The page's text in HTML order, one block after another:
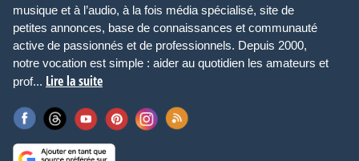
musique et à l’audio, à la fois média spécialisé, site de
petites annonces, base de connaissances et communauté
active de passionnés et de professionnels. Depuis 2000,
notre vocation est simple : aider au quotidien les amateurs et
prof... Lire la suite